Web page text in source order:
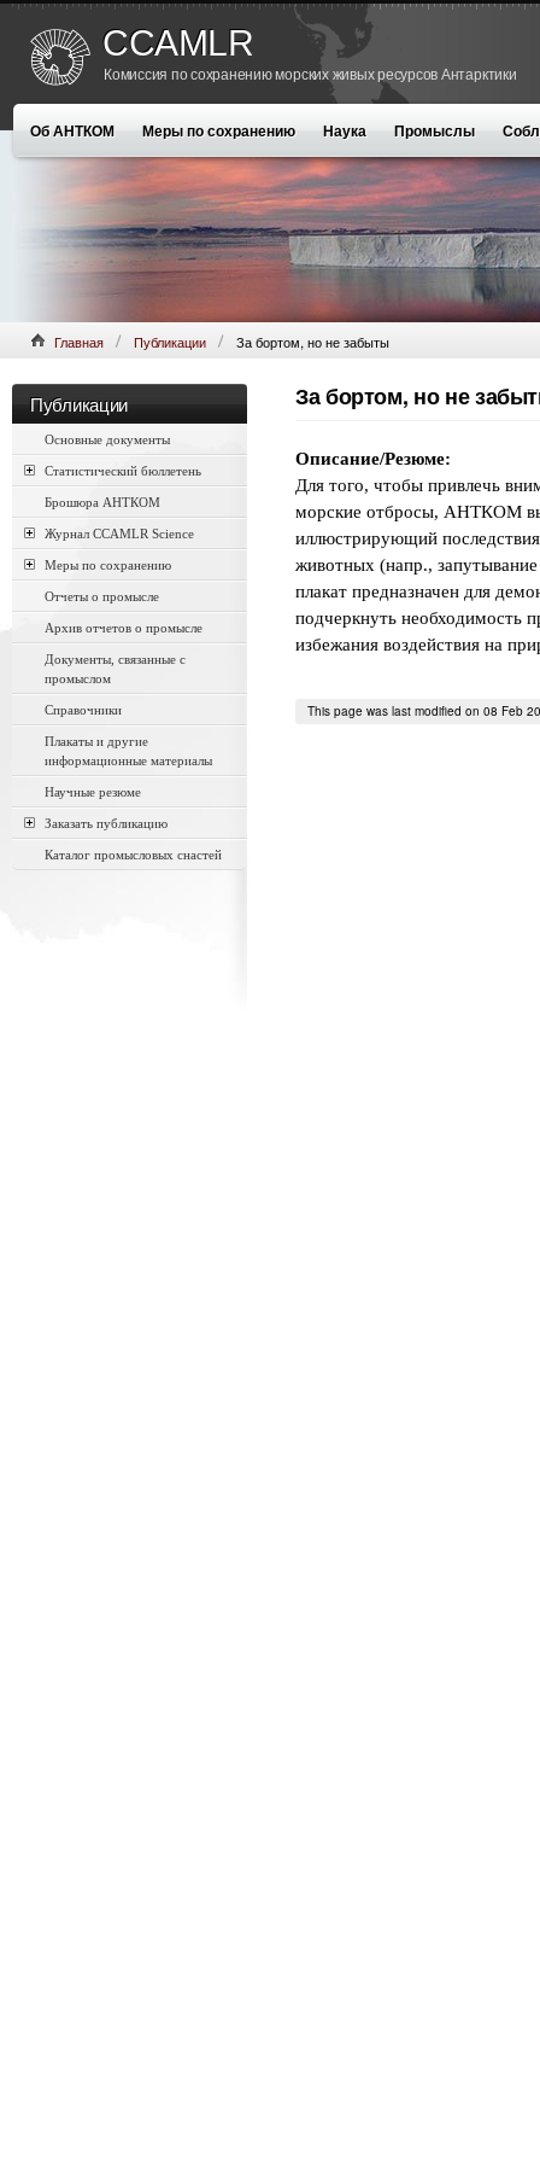
CCAMLR
Комиссия по сохранению морских живых ресурсов Антарктики
Об АНТКОМ Меры по сохранению Наука Промыслы
Главная Публикации За бортом, но не забыты
Публикации
Основные документы
Статистический бюллетень
Брошюра АНТКОМ
Журнал CCAMLR Science
Меры по сохранению
Отчеты о промысле
Архив отчетов о промысле
Документы, связанные с
промыслом
Справочники
Плакаты и другие
информационные материалы
Научные резюме
Заказать публикацию
Каталог промысловых снастей
За бортом, но не
Описание/Резюме:
Для того, чтобы привлечь
морские отбросы, АНТКОМ
иллюстрирующий
животных (напр.,
плакат предназначен для
подчеркнуть необходимость
избежания воздействия на
This page was last modified on 08 Feb